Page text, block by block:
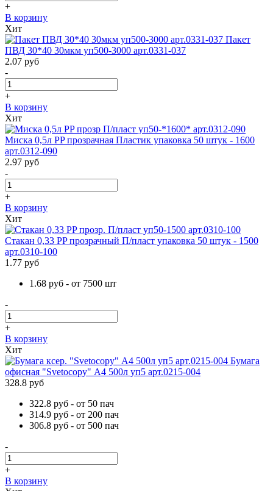
+
В корзину
Хит
Пакет
ПВД 30*40 30мкм уп500-3000 арт.0331-037
2.07 руб
-
+
В корзину
Хит
Миска 0,5л PP прозрачная Пластик упаковка 50 штук - 1600
арт.0312-090
2.97 руб
-
+
В корзину
Хит
Стакан 0,33 PP прозрачный П/пласт упаковка 50 штук - 1500
арт.0310-100
1.77 руб
1.68 руб - от 7500 шт
-
+
В корзину
Хит
Бумага
офисная "Svetocopy" А4 500л уп5 арт.0215-004
328.8 руб
322.8 руб - от 50 пач
314.9 руб - от 200 пач
306.8 руб - от 500 пач
-
+
В корзину